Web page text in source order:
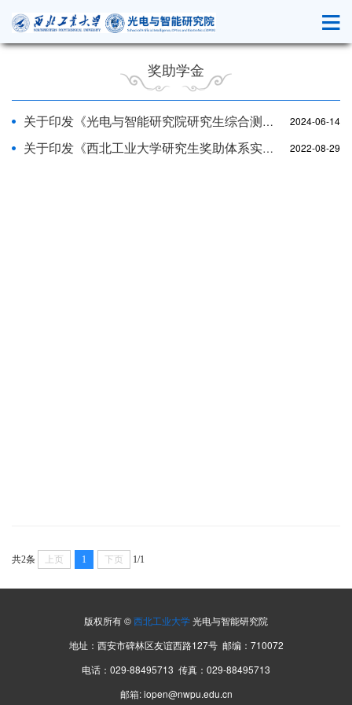
奖助学金
关于印发《光电与智能研究院研究生综合测评实施细则》的通知 2024-06-14
关于印发《西北工业大学研究生奖助体系实施办法》的通知 2022-08-29
共2条 上页 1 下页 1/1
版权所有 ©西北工业大学光电与智能研究院
地址：西安市碑林区友谊西路127号 邮编：710072
电话：029-88495713 传真：029-88495713
邮箱: iopen@nwpu.edu.cn